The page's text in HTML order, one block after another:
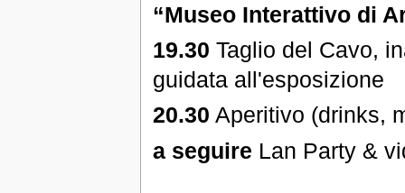
“Museo Interattivo di
19.30 Taglio del Cavo,
guidata all'esposizione
20.30 Aperitivo (drinks,
a seguire Lan Party &